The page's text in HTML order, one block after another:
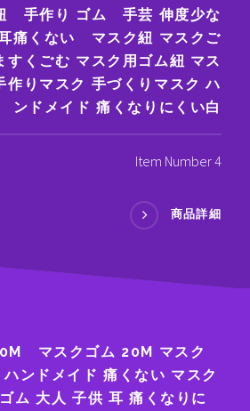
手作り ゴム 手芸 伸度少な
痛くない マスク紐 マスクご
すくごむ マスク用ゴム紐 マス
作りマスク 手づくりマスク ハ
ンドメイド 痛くなりにくい白
Item Number 4
商品詳細
マスクゴム 20M マスク
ンドメイド 痛くない マスク
ム 大人 子供 耳 痛くなりに